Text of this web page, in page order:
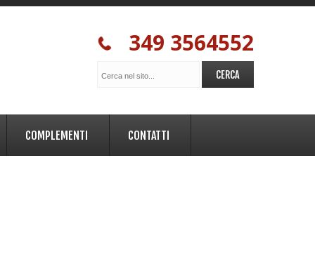
349 3564552
COMPLEMENTI CONTATTI